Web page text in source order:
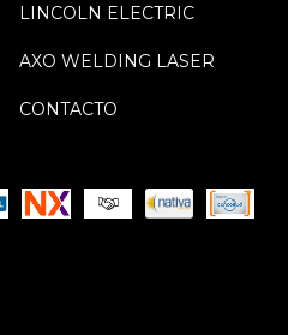
LINCOLN ELECTRIC
AXO WELDING LASER
CONTACTO